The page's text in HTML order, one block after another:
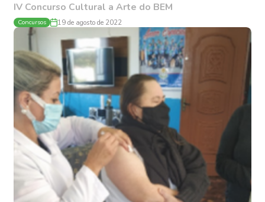
IV Concurso Cultural a Arte do BEM
Concursos 19 de agosto de 2022